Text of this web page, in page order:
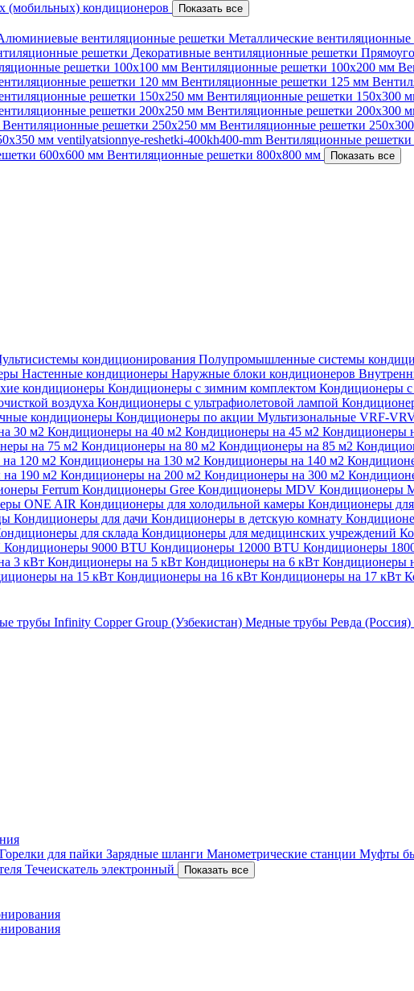
(мобильных) кондиционеров Показать все
вентиляционные решетки Металлические вентиляционные
решетки Декоративные вентиляционные решетки
решетки 100х100 мм Вентиляционные решетки 100х200 мм
решетки 120 мм Вентиляционные решетки 125 мм
решетки 150х250 мм Вентиляционные решетки 150х300
решетки 200х250 мм Вентиляционные решетки 200х300
Вентиляционные решетки 250х250 мм Вентиляционные решетки
мм ventilyatsionnye-reshetki-400kh400-mm Вентиляционные
600х600 мм Вентиляционные решетки 800х800 мм Показать все
кондиционирования Полупромышленные системы
Настенные кондиционеры Наружные блоки кондиционеров
кондиционеры Кондиционеры с зимним комплектом Кондиционеры с
воздуха Кондиционеры с ультрафиолетовой лампой
кондиционеры Кондиционеры по акции Мультизональные VRF-
30 м2 Кондиционеры на 40 м2 Кондиционеры на 45 м2 Кондиционеры
на 75 м2 Кондиционеры на 80 м2 Кондиционеры на 85 м2
120 м2 Кондиционеры на 130 м2 Кондиционеры на 140 м2
190 м2 Кондиционеры на 200 м2 Кондиционеры на 300 м2
Ferrum Кондиционеры Gree Кондиционеры MDV Кондиционеры
ONE AIR Кондиционеры для холодильной камеры Кондиционеры для
Кондиционеры для дачи Кондиционеры в детскую комнату
для склада Кондиционеры для медицинских учреждений
Кондиционеры 9000 BTU Кондиционеры 12000 BTU Кондиционеры
3 кВт Кондиционеры на 5 кВт Кондиционеры на 6 кВт Кондиционеры
на 15 кВт Кондиционеры на 16 кВт Кондиционеры на 17 кВт
трубы Infinity Copper Group (Узбекистан) Медные трубы Ревда (Россия)
Горелки для пайки Зарядные шланги Манометрические станции Муфты
Течеискатель электронный Показать все